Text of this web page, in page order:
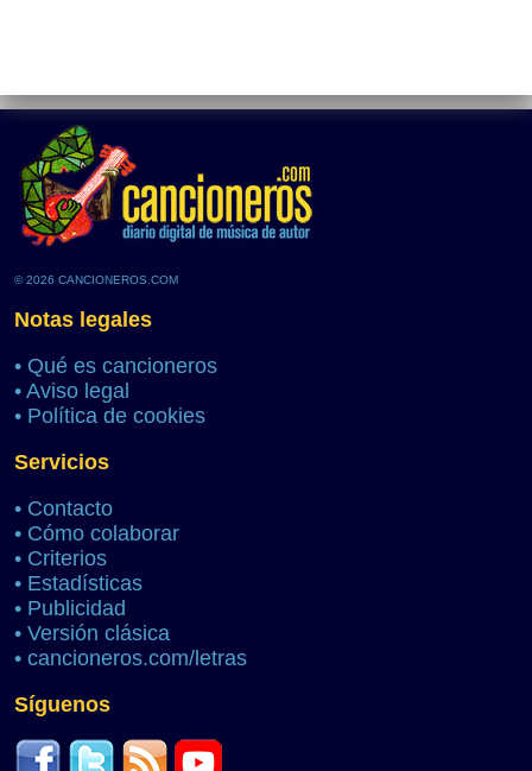
© 2026 CANCIONEROS.COM
Notas legales
• Qué es cancioneros
• Aviso legal
• Política de cookies
Servicios
• Contacto
• Cómo colaborar
• Criterios
• Estadísticas
• Publicidad
• Versión clásica
• cancioneros.com/letras
Síguenos